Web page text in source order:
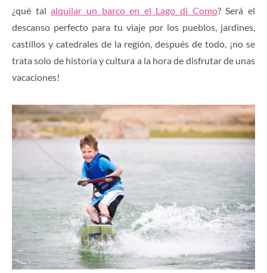
¿qué talalquilar un barco en el Lago di Como? Será el
descanso perfecto para tu viaje por los pueblos, jardines,
castillos y catedrales de la región, después de todo, ¡no se
trata solo de historia y cultura a la hora de disfrutar de unas
vacaciones!